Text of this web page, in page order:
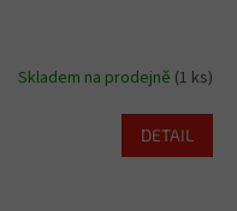
Skladem na prodejně (1 ks)
DETAIL